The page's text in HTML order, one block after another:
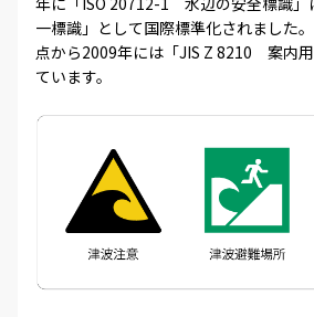
一標識」として国際標準化されました
点から2009年には「JIS Z 8210 案内
ています。